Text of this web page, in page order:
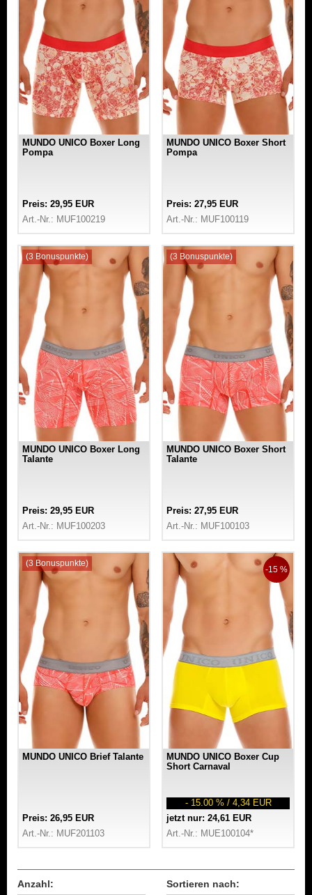
MUNDO UNICO Boxer Long
Pompa
Preis: 29,95 EUR
Art.-Nr.: MUF100219
MUNDO UNICO Boxer Short
Pompa
Preis: 27,95 EUR
Art.-Nr.: MUF100119
(3 Bonuspunkte)
MUNDO UNICO Boxer Long
Talante
Preis: 29,95 EUR
Art.-Nr.: MUF100203
(3 Bonuspunkte)
MUNDO UNICO Boxer Short
Talante
Preis: 27,95 EUR
Art.-Nr.: MUF100103
(3 Bonuspunkte)
MUNDO UNICO Brief Talante
Preis: 26,95 EUR
Art.-Nr.: MUF201103
-15 %
MUNDO UNICO Boxer Cup
Short Carnaval
- 15.00 % / 4,34 EUR
jetzt nur: 24,61 EUR
Art.-Nr.: MUE100104*
Anzahl: Sortieren nach: